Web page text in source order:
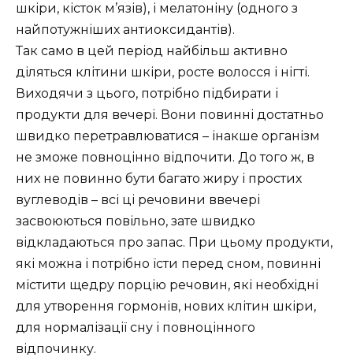
шкіри, кісток м’язів), і мелатоніну (одного з
найпотужніших антиоксидантів).
Так само в цей період найбільш активно
діляться клітини шкіри, росте волосся і нігті.
Виходячи з цього, потрібно підбирати і
продукти для вечері. Вони повинні достатньо
швидко перетравлюватися – інакше організм
не зможе повноцінно відпочити. До того ж, в
них не повинно бути багато жиру і простих
вуглеводів – всі ці речовини ввечері
засвоюються повільно, зате швидко
відкладаються про запас. При цьому продукти,
які можна і потрібно їсти перед сном, повинні
містити щедру порцію речовин, які необхідні
для утворення гормонів, нових клітин шкіри,
для нормалізації сну і повноцінного
відпочинку.